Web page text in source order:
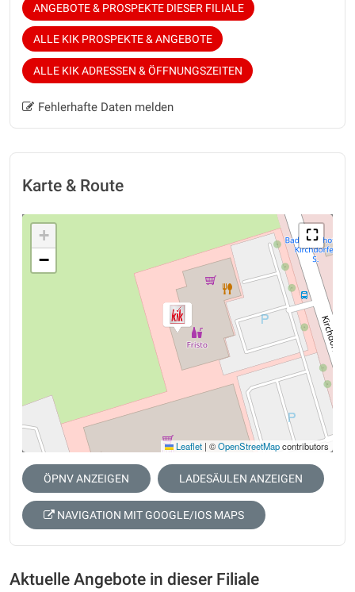
ANGEBOTE & PROSPEKTE DIESER FILIALE
ALLE KIK PROSPEKTE & ANGEBOTE
ALLE KIK ADRESSEN & ÖFFNUNGSZEITEN
Fehlerhafte Daten melden
Karte & Route
⛶
+
−
Leaflet | ©OpenStreetMapcontributors
ÖPNV ANZEIGEN LADESÄULEN ANZEIGEN
NAVIGATION MIT GOOGLE/IOS MAPS
Aktuelle Angebote in dieser Filiale